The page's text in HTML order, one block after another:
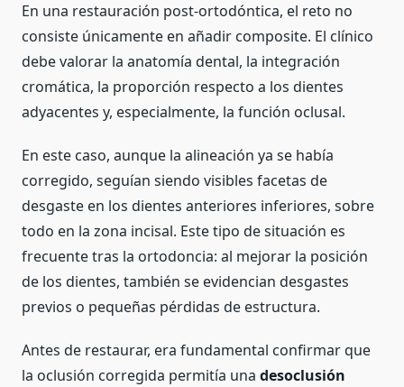
En una restauración post-ortodóntica, el reto no
consiste únicamente en añadir composite. El clínico
debe valorar la anatomía dental, la integración
cromática, la proporción respecto a los dientes
adyacentes y, especialmente, la función oclusal.
En este caso, aunque la alineación ya se había
corregido, seguían siendo visibles facetas de
desgaste en los dientes anteriores inferiores, sobre
todo en la zona incisal. Este tipo de situación es
frecuente tras la ortodoncia: al mejorar la posición
de los dientes, también se evidencian desgastes
previos o pequeñas pérdidas de estructura.
Antes de restaurar, era fundamental confirmar que
la oclusión corregida permitía una desoclusión